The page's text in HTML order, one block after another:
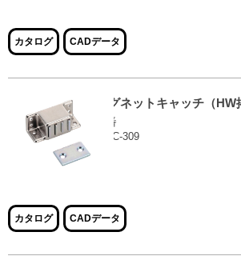
カタログ CADデータ
マグネットキャッチ（HW
品番
EMC-309
カタログ CADデータ